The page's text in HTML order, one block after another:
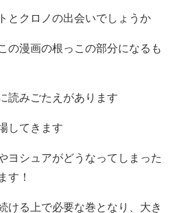
とクロノの出会いでしょうか
の漫画の根っこの部分になるも
読みごたえがあります
してきます
ヨシュアがどうなってしまった
す！
ける上で必要な巻となり、大き